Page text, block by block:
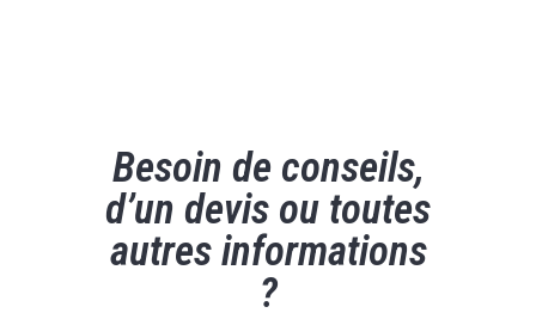
Besoin de conseils,
d’un devis ou toutes
autres informations
?